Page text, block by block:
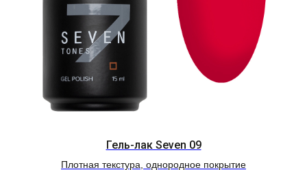
Гель-лак Seven 09
Плотная текстура, однородное покрытие